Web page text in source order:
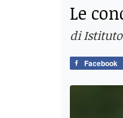
Le
di
Facebook